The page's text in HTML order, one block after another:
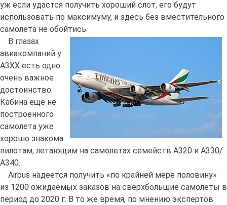
уж если удастся получить хороший слот, его будут
использовать по максимуму, и здесь без вместительного
самолета не обойтись.
В глазах
авиакомпаний у
А3ХХ есть одно
очень важное
достоинство.
Кабина еще не
построенного
самолета уже
хорошо знакома
пилотам, летающим на самолетах семейств А320 и А330/
А340.
Airbus надеется получить «по крайней мере половину»
из 1200 ожидаемых заказов на сверхбольшие самолеты в
период до 2020 г. В то же время, по мнению экспертов